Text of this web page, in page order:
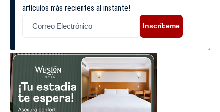
artículos más recientes al instante!
Inscríbeme